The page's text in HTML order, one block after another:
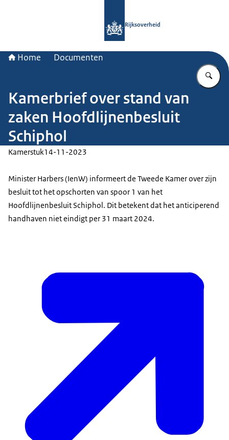
Rijksoverheid
Home Documenten
Kamerbrief over stand van
zaken Hoofdlijnenbesluit
Schiphol
Kamerstuk14-11-2023
Minister Harbers (IenW) informeert de Tweede Kamer over zijn
besluit tot het opschorten van spoor 1 van het
Hoofdlijnenbesluit Schiphol. Dit betekent dat het anticiperend
handhaven niet eindigt per 31 maart 2024.